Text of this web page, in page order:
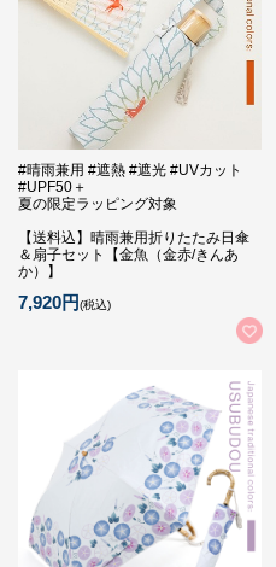
#晴雨兼用 #遮熱 #遮光 #UVカット
#UPF50＋
夏の限定ラッピング対象
【送料込】晴雨兼用折りたたみ日傘
＆扇子セット【金魚（金赤/きんあ
か）】
7,920円(税込)